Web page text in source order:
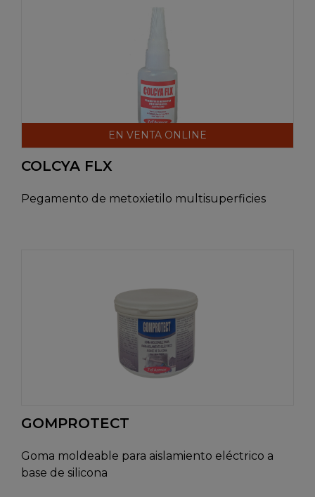
EN VENTA ONLINE
COLCYA FLX
Pegamento de metoxietilo multisuperficies
GOMPROTECT
Goma moldeable para aislamiento eléctrico a
base de silicona